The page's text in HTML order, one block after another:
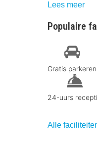
Lees meer
Populaire
Gratis parkeren
24-uurs
Alle